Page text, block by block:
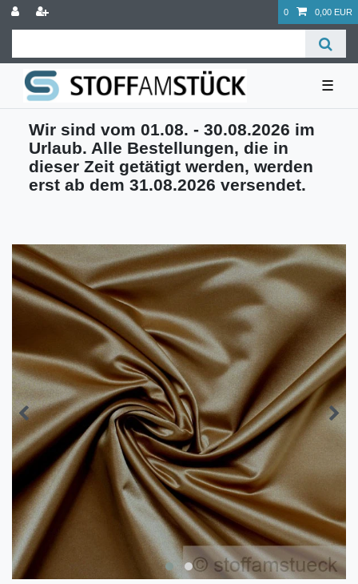
0 0,00 EUR
☰
Wir sind vom 01.08. - 30.08.2026 im
Urlaub. Alle Bestellungen, die in
dieser Zeit getätigt werden, werden
erst ab dem 31.08.2026 versendet.